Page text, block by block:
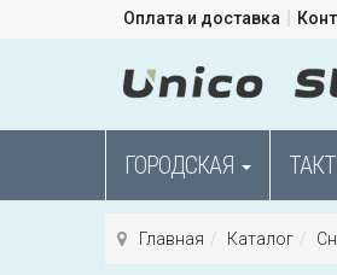
Оплата и доставка
ГОРОДСКАЯ
Главная Каталог